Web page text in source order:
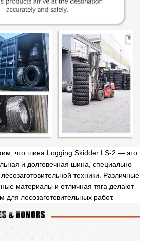
что шина Logging Skidder LS-2 — это
и долговечная шина, специально
техники. Различные
материалы и отличная тяга делают
лесозаготовительных работ.